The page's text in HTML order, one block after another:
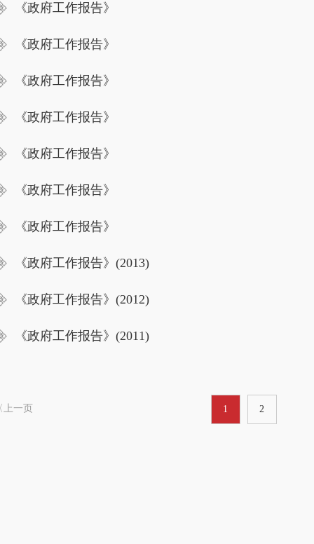
《政府工作报告》
《政府工作报告》
《政府工作报告》
《政府工作报告》
《政府工作报告》
《政府工作报告》
《政府工作报告》
《政府工作报告》(2013)
《政府工作报告》(2012)
《政府工作报告》(2011)
上一页 1 2